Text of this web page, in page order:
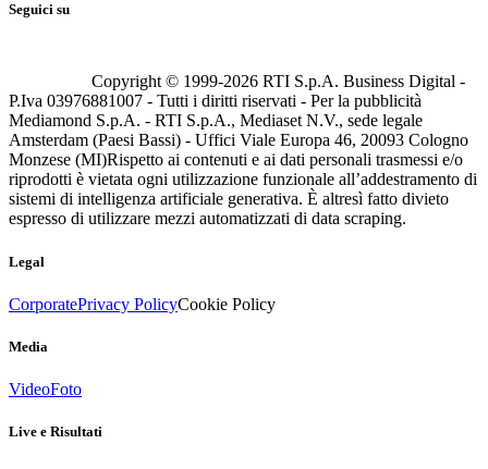
Seguici su
Copyright © 1999-2026 RTI S.p.A. Business Digital -
P.Iva 03976881007 - Tutti i diritti riservati - Per la pubblicità
Mediamond S.p.A. - RTI S.p.A., Mediaset N.V., sede legale
Amsterdam (Paesi Bassi) - Uffici Viale Europa 46, 20093 Cologno
Monzese (MI)Rispetto ai contenuti e ai dati personali trasmessi e/o
riprodotti è vietata ogni utilizzazione funzionale all’addestramento di
sistemi di intelligenza artificiale generativa. È altresì fatto divieto
espresso di utilizzare mezzi automatizzati di data scraping.
Legal
CorporatePrivacy PolicyCookie Policy
Media
VideoFoto
Live e Risultati